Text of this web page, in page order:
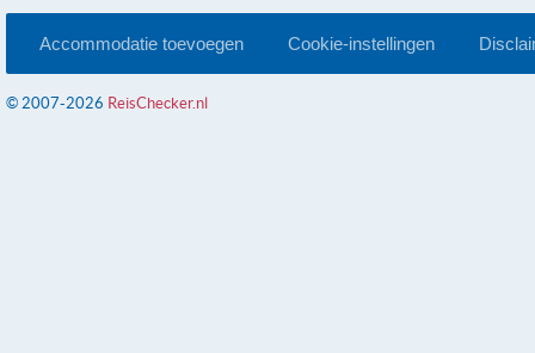
Accommodatie toevoegen Cookie-instellingen
© 2007-2026 ReisChecker.nl